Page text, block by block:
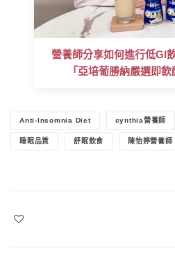
營養師分享如何進行低GI
「亞培葡勝納嚴選即飲
Anti-Insomnia Diet cynthia營養師
睡眠品質 舒眠飲食 陳怡婷營養師